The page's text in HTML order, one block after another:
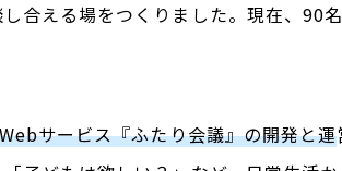
合える場をつくりました。現在、90
サービス『ふたり会議』の開発と運